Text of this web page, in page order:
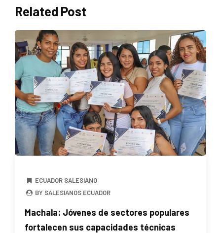
Related Post
ECUADOR SALESIANO
BY SALESIANOS ECUADOR
Machala: Jóvenes de sectores populares
fortalecen sus capacidades técnicas